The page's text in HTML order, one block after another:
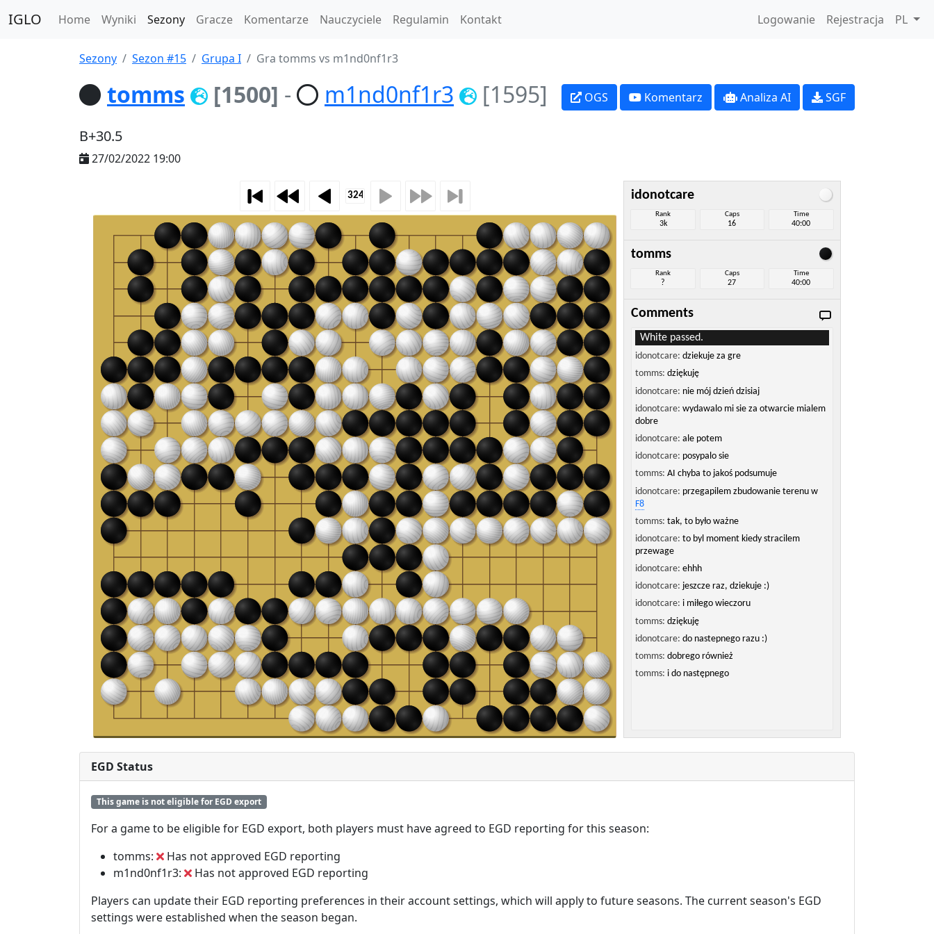
IGLO Home Wyniki Sezony Gracze Komentarze Nauczyciele Regulamin Kontakt Logowanie Rejestracja PL
Sezony Sezon #15 Grupa I Gra tomms vs m1nd0nf1r3
tomms [1500] - m1nd0nf1r3 [1595] OGS Komentarz Analiza AI SGF
B+30.5
27/02/2022 19:00
idonotcare
Rank
3k
Caps
16
Time
40:00
tomms
Rank
?
Caps
27
Time
40:00
Comments
White passed.
idonotcare: dziekuje za gre
tomms: dziękuję
idonotcare: nie mój dzień dzisiaj
idonotcare: wydawalo mi sie za otwarcie mialem
dobre
idonotcare: ale potem
idonotcare: posypalo sie
tomms: AI chyba to jakoś podsumuje
idonotcare: przegapilem zbudowanie terenu w
F8
tomms: tak, to było ważne
idonotcare: to byl moment kiedy stracilem
przewage
idonotcare: ehhh
idonotcare: jeszcze raz, dziekuje :)
idonotcare: i miłego wieczoru
tomms: dziękuję
idonotcare: do nastepnego razu :)
tomms: dobrego również
tomms: i do następnego
EGD Status
This game is not eligible for EGD export
For a game to be eligible for EGD export, both players must have agreed to EGD reporting for this season:
tomms:
Has not approved EGD reporting
m1nd0nf1r3:
Has not approved EGD reporting
Players can update their EGD reporting preferences in their account settings, which will apply to future seasons. The current season's EGD
settings were established when the season began.